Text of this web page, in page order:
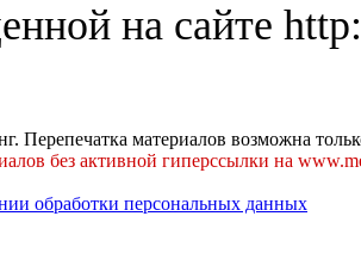
на сайте
Перепечатка материалов возможна
без активной гиперссылки на
обработки персональных данных